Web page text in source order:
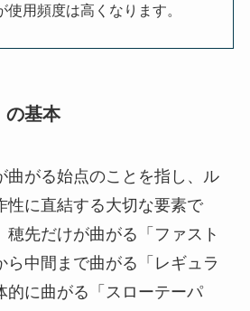
使用頻度は高くなります。
の基本
曲がる始点のことを指し、ル
性に直結する大切な要素で
穂先だけが曲がる「ファスト
ら中間まで曲がる「レギュラ
的に曲がる「スローテーパ